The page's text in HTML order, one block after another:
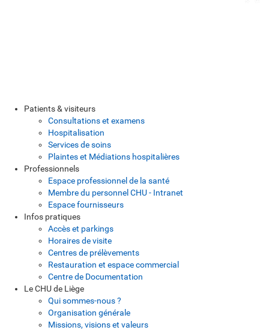
Patients & visiteurs
Consultations et examens
Hospitalisation
Services de soins
Plaintes et Médiations hospitalières
Professionnels
Espace professionnel de la santé
Membre du personnel CHU - Intranet
Espace fournisseurs
Infos pratiques
Accès et parkings
Horaires de visite
Centres de prélèvements
Restauration et espace commercial
Centre de Documentation
Le CHU de Liège
Qui sommes-nous ?
Organisation générale
Missions, visions et valeurs